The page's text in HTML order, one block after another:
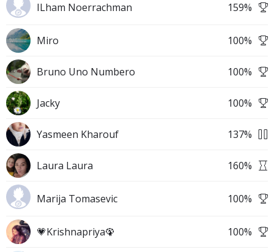
ILham Noerrachman 159%
Miro 100%
Bruno Uno Numbero 100%
Jacky 100%
Yasmeen Kharouf 137%
Laura Laura 160%
Marija Tomasevic 100%
💗Krishnapriya🦚 100%